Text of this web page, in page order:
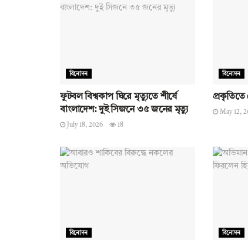
বিনোদন
ফুটবল বিশ্বকাপ ঘিরে মৃত্যুতে শীর্ষে
বাংলাদেশ: দুই সিজনে ৩৫ জনের মৃত্যু
July 18, 2026 18
বিনোদন
প্রকৃতিতে
May 12,
বিনোদন বিনোদন